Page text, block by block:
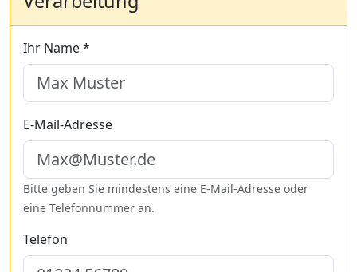
Ihr Name *
E-Mail-Adresse
Bitte geben Sie mindestens eine E-Mail-Adresse oder
eine Telefonnummer an.
Telefon